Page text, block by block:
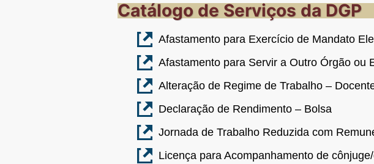
Catálogo de Serviços da DGP
Afastamento para Exercício de Mandato
Afastamento para Servir a Outro Órgão ou
Alteração de Regime de Trabalho –
Declaração de Rendimento – Bolsa
Jornada de Trabalho Reduzida com
Licença para Acompanhamento de